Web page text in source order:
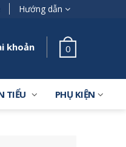
Hướng dẫn
khoản 0
TIỂU PHỤ KIỆN